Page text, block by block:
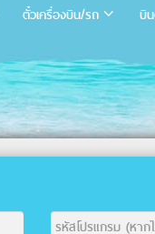
ตั๋วเครื่องบิน/รถ บิ